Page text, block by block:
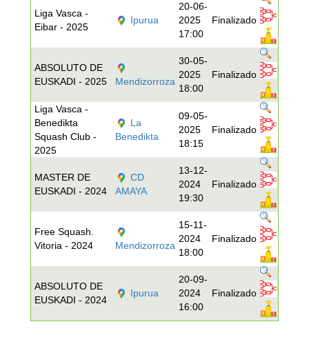
Liga Vasca -
Eibar - 2025
Ipurua
20-06-
2025
17:00
Finalizado
ABSOLUTO DE
EUSKADI - 2025
Mendizorroza
30-05-
2025
18:00
Finalizado
Liga Vasca -
Benedikta
Squash Club -
2025
La
Benedikta
09-05-
2025
18:15
Finalizado
MASTER DE
EUSKADI - 2024
CD
AMAYA
13-12-
2024
19:30
Finalizado
Free Squash.
Vitoria - 2024
Mendizorroza
15-11-
2024
18:00
Finalizado
ABSOLUTO DE
EUSKADI - 2024
Ipurua
20-09-
2024
16:00
Finalizado